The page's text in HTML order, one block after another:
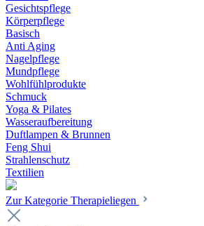
Gesichtspflege
Körperpflege
Basisch
Anti Aging
Nagelpflege
Mundpflege
Wohlfühlprodukte
Schmuck
Yoga & Pilates
Wasseraufbereitung
Duftlampen & Brunnen
Feng Shui
Strahlenschutz
Textilien
Zur Kategorie Therapieliegen